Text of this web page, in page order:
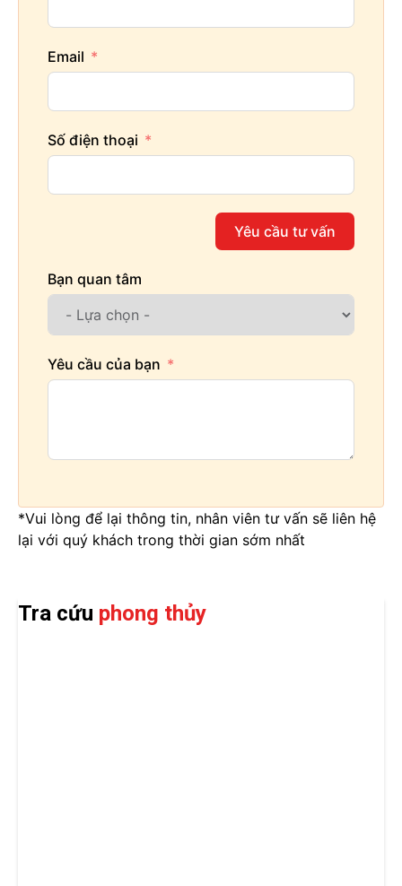
Email
Số điện thoại
Yêu cầu tư vấn
Bạn quan tâm
Yêu cầu của bạn
*Vui lòng để lại thông tin, nhân viên tư vấn sẽ liên hệ
lại với quý khách trong thời gian sớm nhất
Tra cứu phong thủy